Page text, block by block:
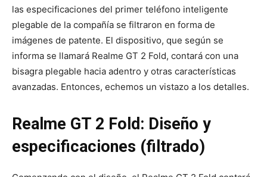
las especificaciones del primer teléfono inteligente
plegable de la compañía se filtraron en forma de
imágenes de patente. El dispositivo, que según se
informa se llamará Realme GT 2 Fold, contará con una
bisagra plegable hacia adentro y otras características
avanzadas. Entonces, echemos un vistazo a los detalles.
Realme GT 2 Fold: Diseño y
especificaciones (filtrado)